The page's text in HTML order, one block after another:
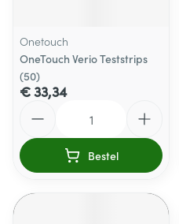
Onetouch
OneTouch Verio Teststrips
(50)
€ 33,34
Bestel